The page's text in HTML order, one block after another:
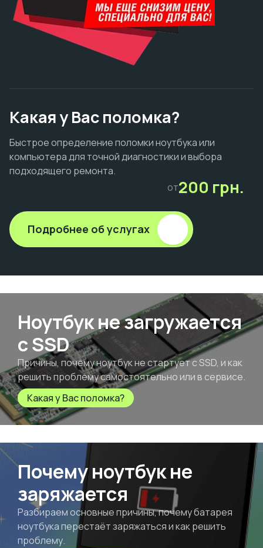
Какая у Вас поломка?
Быстрое определение поломки ноутбука или
компьютера для точной диагностики и выбора
подходящего ремонта.
от200 грн.
Подробнее об услугах
Ноутбук не загружается
с SSD
Причины, почему ноутбук не стартует с SSD, и как
решить проблему самостоятельно или в сервисе.
Какая у Вас поломка?
Почему ноутбук не
заряжается
Разбираем основные причины, почему батарея
ноутбука перестаёт заряжаться и как решить
проблему.